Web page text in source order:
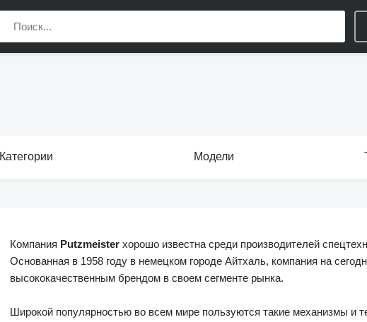
Категории Модели
Компания Putzmeisterхорошо известна среди производителей
Основанная в 1958 году в немецком городе Айтхаль, компания на
высококачественным брендом в своем сегменте рынка.
Широкой популярностью во всем мире пользуются такие механизмы и